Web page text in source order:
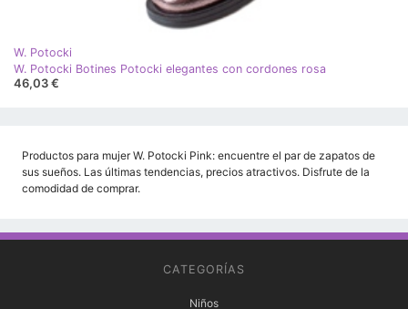
W. Potocki
W. Potocki Botines Potocki elegantes con cordones rosa
46,03 €
Productos para mujer W. Potocki Pink: encuentre el par de zapatos de
sus sueños. Las últimas tendencias, precios atractivos. Disfrute de la
comodidad de comprar.
CATEGORÍAS
Niños